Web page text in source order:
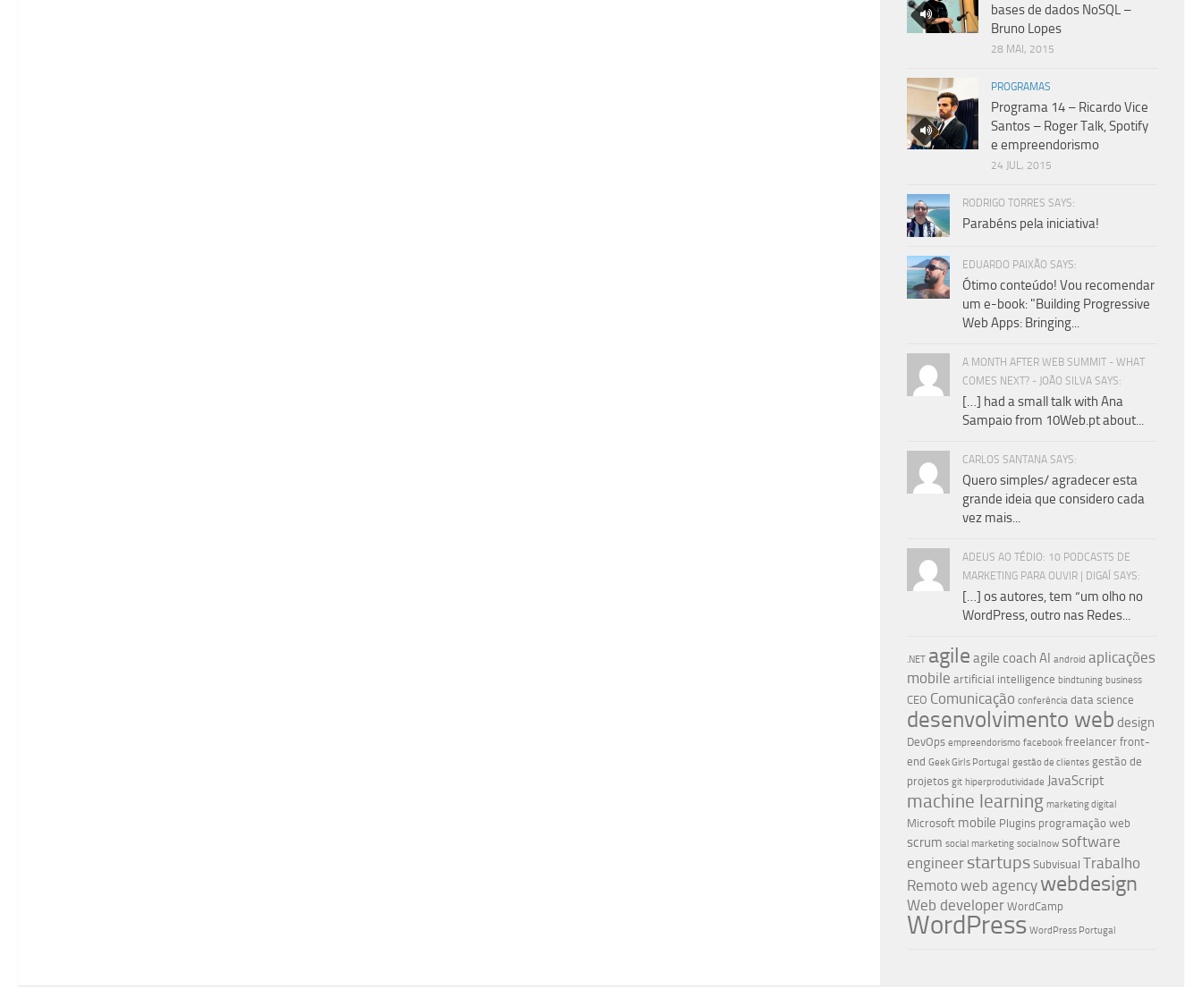
bases de dados NoSQL –
Bruno Lopes
28 MAI, 2015
PROGRAMAS
Programa 14 – Ricardo Vice
Santos – Roger Talk, Spotify
e empreendorismo
24 JUL, 2015
RODRIGO TORRES SAYS:
Parabéns pela iniciativa!
EDUARDO PAIXÃO SAYS:
Ótimo conteúdo! Vou recomendar
um e-book: "Building Progressive
Web Apps: Bringing...
A MONTH AFTER WEB SUMMIT - WHAT
COMES NEXT? - JOÃO SILVA SAYS:
[…] had a small talk with Ana
Sampaio from 10Web.pt about...
CARLOS SANTANA SAYS:
Quero simples/ agradecer esta
grande ideia que considero cada
vez mais...
ADEUS AO TÉDIO: 10 PODCASTS DE
MARKETING PARA OUVIR | DIGAÍ SAYS:
[…] os autores, tem “um olho no
WordPress, outro nas Redes...
.NET agile agile coach AI android aplicações
mobile artificial intelligence bindtuning business
CEO Comunicação conferência data science
desenvolvimento web design
DevOps empreendorismo facebook freelancer front-
end Geek Girls Portugal gestão de clientes gestão de
projetos git hiperprodutividade JavaScript
machine learning marketing digital
Microsoft mobile Plugins programação web
scrum social marketing socialnow software
engineer startups Subvisual Trabalho
Remoto web agency webdesign
Web developer WordCamp
WordPress WordPress Portugal